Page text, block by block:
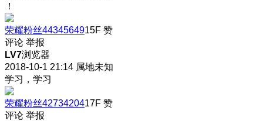
！
荣耀粉丝4434564915F 赞
评论 举报
LV7浏览器
2018-10-1 21:14 属地未知
学习，学习
荣耀粉丝4273420417F 赞
评论 举报